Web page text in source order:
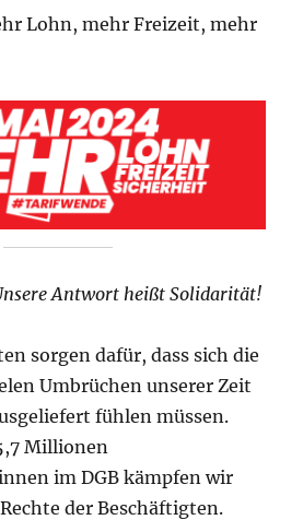
Lohn, mehr Freizeit, mehr
Antwort heißt Solidarität!
sorgen dafür, dass sich die
Umbrüchen unserer Zeit
fühlen müssen.
Millionen
im DGB kämpfen wir
der Beschäftigten.